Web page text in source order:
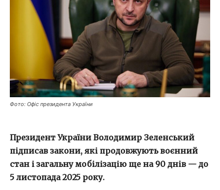
Фото: Офіс президента України
Президент України Володимир Зеленський
підписав закони, які продовжують воєнний
стан і загальну мобілізацію ще на 90 днів — до
5 листопада 2025 року.